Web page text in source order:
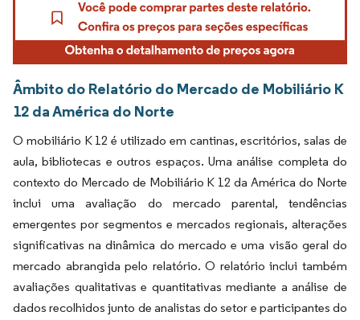
Âmbito do Relatório do Mercado de Mobiliário K
12 da América do Norte
O mobiliário K 12 é utilizado em cantinas, escritórios, salas de
aula, bibliotecas e outros espaços. Uma análise completa do
contexto do Mercado de Mobiliário K 12 da América do Norte
inclui uma avaliação do mercado parental, tendências
emergentes por segmentos e mercados regionais, alterações
significativas na dinâmica do mercado e uma visão geral do
mercado abrangida pelo relatório. O relatório inclui também
avaliações qualitativas e quantitativas mediante a análise de
dados recolhidos junto de analistas do setor e participantes do